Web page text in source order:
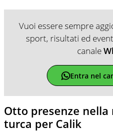
Vuoi essere sempre
sport, risultati ed
canale
Entra nel
Otto presenze nella
turca per Calik